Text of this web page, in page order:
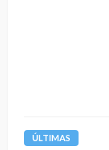
ÚLTIMAS